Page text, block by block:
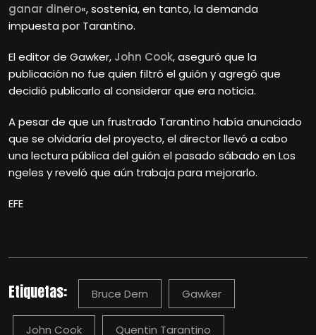
ganar dinero«, sostenía, en tanto, la demanda
impuesta por Tarantino.
El editor de Gawker, John Cook, aseguró que la
publicación no fue quien filtró el guión y agregó que
decidió publicarlo al considerar que era noticia.
A pesar de que un frustrado Tarantino había anunciado
que se olvidaría del proyecto, el director llevó a cabo
una lectura pública del guión el pasado sábado en Los
ngeles y reveló que aún trabaja para mejorarlo.
EFE
Etiquetas: Bruce Dern Gawker
John Cook Quentin Tarantino